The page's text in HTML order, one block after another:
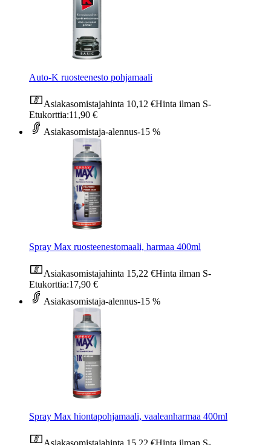
Auto-K ruosteenesto pohjamaali
Asiakasomistajahinta 10,12 €Hinta ilman S-
Etukorttia:11,90 €
Asiakasomistaja-alennus-15 %
Spray Max ruosteenestomaali, harmaa 400ml
Asiakasomistajahinta 15,22 €Hinta ilman S-
Etukorttia:17,90 €
Asiakasomistaja-alennus-15 %
Spray Max hiontapohjamaali, vaaleanharmaa 400ml